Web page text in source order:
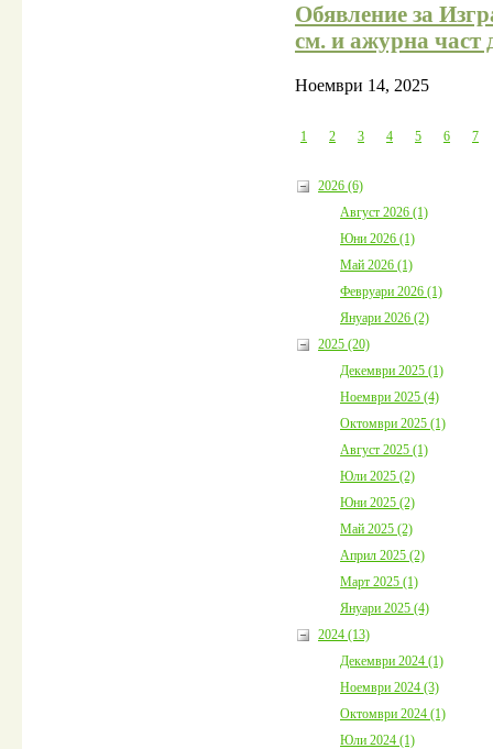
Обявление за
см. и ажурна част
Ноември 14, 2025
1 2 3 4 5 6 7
2026 (6)
Август 2026 (1)
Юни 2026 (1)
Май 2026 (1)
Февруари 2026 (1)
Януари 2026 (2)
2025 (20)
Декември 2025 (1)
Ноември 2025 (4)
Октомври 2025 (1)
Август 2025 (1)
Юли 2025 (2)
Юни 2025 (2)
Май 2025 (2)
Април 2025 (2)
Март 2025 (1)
Януари 2025 (4)
2024 (13)
Декември 2024 (1)
Ноември 2024 (3)
Октомври 2024 (1)
Юли 2024 (1)